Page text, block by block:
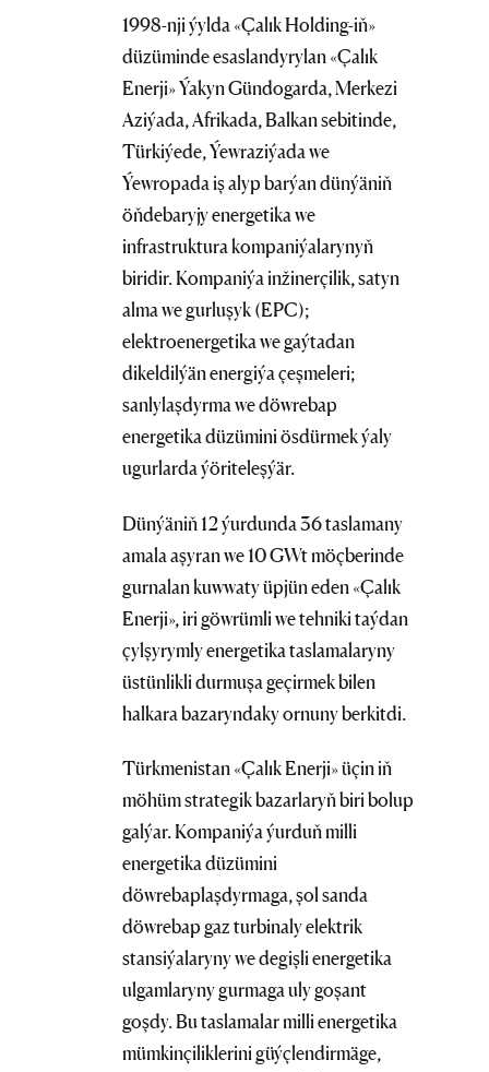
1998-nji ýylda «Çalık Holding-iň»
düzüminde esaslandyrylan «Çalık
Enerji» Ýakyn Gündogarda, Merkezi
Aziýada, Afrikada, Balkan sebitinde,
Türkiýede, Ýewraziýada we
Ýewropada iş alyp barýan dünýäniň
öňdebaryjy energetika we
infrastruktura kompaniýalarynyň
biridir. Kompaniýa inžinerçilik, satyn
alma we gurluşyk (EPC);
elektroenergetika we gaýtadan
dikeldilýän energiýa çeşmeleri;
sanlylaşdyrma we döwrebap
energetika düzümini ösdürmek ýaly
ugurlarda ýöriteleşýär.
Dünýäniň 12 ýurdunda 36 taslamany
amala aşyran we 10 GWt möçberinde
gurnalan kuwwaty üpjün eden «Çalık
Enerji», iri göwrümli we tehniki taýdan
çylşyrymly energetika taslamalaryny
üstünlikli durmuşa geçirmek bilen
halkara bazaryndaky ornuny berkitdi.
Türkmenistan «Çalık Enerji» üçin iň
möhüm strategik bazarlaryň biri bolup
galýar. Kompaniýa ýurduň milli
energetika düzümini
döwrebaplaşdyrmaga, şol sanda
döwrebap gaz turbinaly elektrik
stansiýalaryny we degişli energetika
ulgamlaryny gurmaga uly goşant
goşdy. Bu taslamalar milli energetika
mümkinçiliklerini güýçlendirmäge,